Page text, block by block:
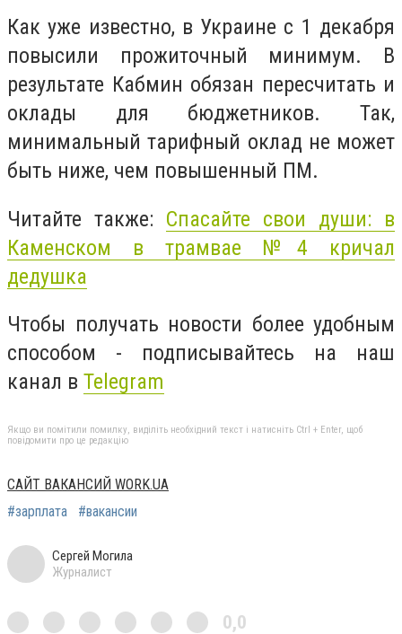
Как уже известно, в Украине с 1 декабря
повысили прожиточный минимум. В
результате Кабмин обязан пересчитать и
оклады для бюджетников. Так,
минимальный тарифный оклад не может
быть ниже, чем повышенный ПМ.
Читайте также: Спасайте свои души: в
Каменском в трамвае №4 кричал
дедушка
Чтобы получать новости более удобным
способом - подписывайтесь на наш
канал в Telegram
Якщо ви помітили помилку, виділіть необхідний текст і натисніть Ctrl + Enter, щоб
повідомити про це редакцію
САЙТ ВАКАНСИЙ WORK.UA
#зарплата
#вакансии
Сергей Могила
Журналист
0,0